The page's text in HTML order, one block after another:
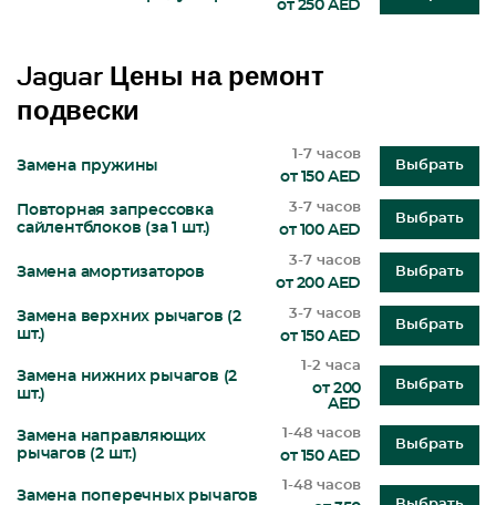
от 250 AED
Jaguar Цены на ремонт
подвески
Замена пружины
1-7 часов
от 150 AED
Выбрать
Повторная запрессовка
сайлентблоков (за 1 шт.)
3-7 часов
от 100 AED
Выбрать
Замена амортизаторов
3-7 часов
от 200 AED
Выбрать
Замена верхних рычагов (2
шт.)
3-7 часов
от 150 AED
Выбрать
Замена нижних рычагов (2
шт.)
1-2 часа
от 200
AED
Выбрать
Замена направляющих
рычагов (2 шт.)
1-48 часов
от 150 AED
Выбрать
Замена поперечных рычагов
1-48 часов